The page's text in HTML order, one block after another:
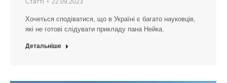
Статті 22.09.2023
Хочеться сподіватися, що в Україні є багато науковців,
які не готові слідувати прикладу пана Нейка.
Детальніше